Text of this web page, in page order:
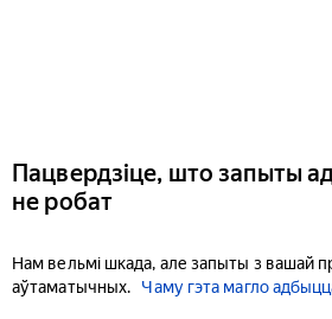
Пацвердзіце, што запыты
не робат
Нам вельмі шкада, але запыты з вашай
аўтаматычных.
Чаму гэта магло